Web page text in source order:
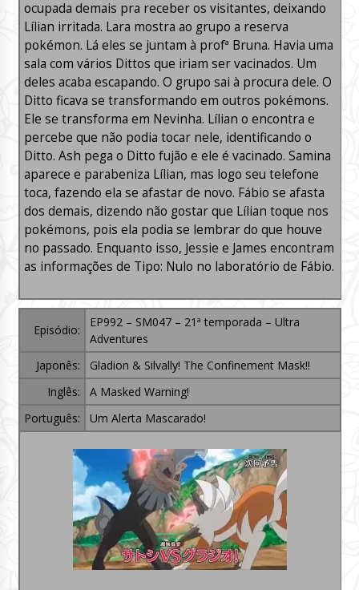
ocupada demais pra receber os visitantes, deixando
Lílian irritada. Lara mostra ao grupo a reserva
pokémon. Lá eles se juntam à profª Bruna. Havia uma
sala com vários Dittos que iriam ser vacinados. Um
deles acaba escapando. O grupo sai à procura dele. O
Ditto ficava se transformando em outros pokémons.
Ele se transforma em Nevinha. Lílian o encontra e
percebe que não podia tocar nele, identificando o
Ditto. Ash pega o Ditto fujão e ele é vacinado. Samina
aparece e parabeniza Lílian, mas logo seu telefone
toca, fazendo ela se afastar de novo. Fábio se afasta
dos demais, dizendo não gostar que Lílian toque nos
pokémons, pois ela podia se lembrar do que houve
no passado. Enquanto isso, Jessie e James encontram
as informações de Tipo: Nulo no laboratório de Fábio.
Episódio:
EP992 – SM047 – 21ª temporada – Ultra
Adventures
Japonês:
Gladion & Silvally! The Confinement Mask!!
Inglês:
A Masked Warning!
Português:
Um Alerta Mascarado!